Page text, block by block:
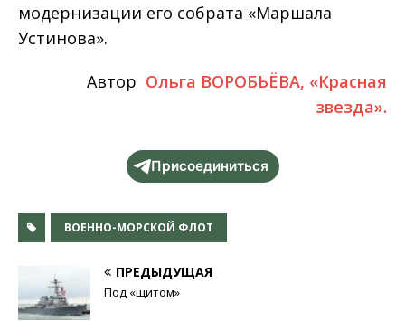
модернизации его собрата «Маршала
Устинова».
Автор Ольга ВОРОБЬЁВА, «Красная
звезда».
Присоединиться
ВОЕННО-МОРСКОЙ ФЛОТ
ПРЕДЫДУЩАЯ
Под «щитом»